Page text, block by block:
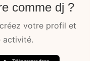
comme dj ?
votre profil et
activité.